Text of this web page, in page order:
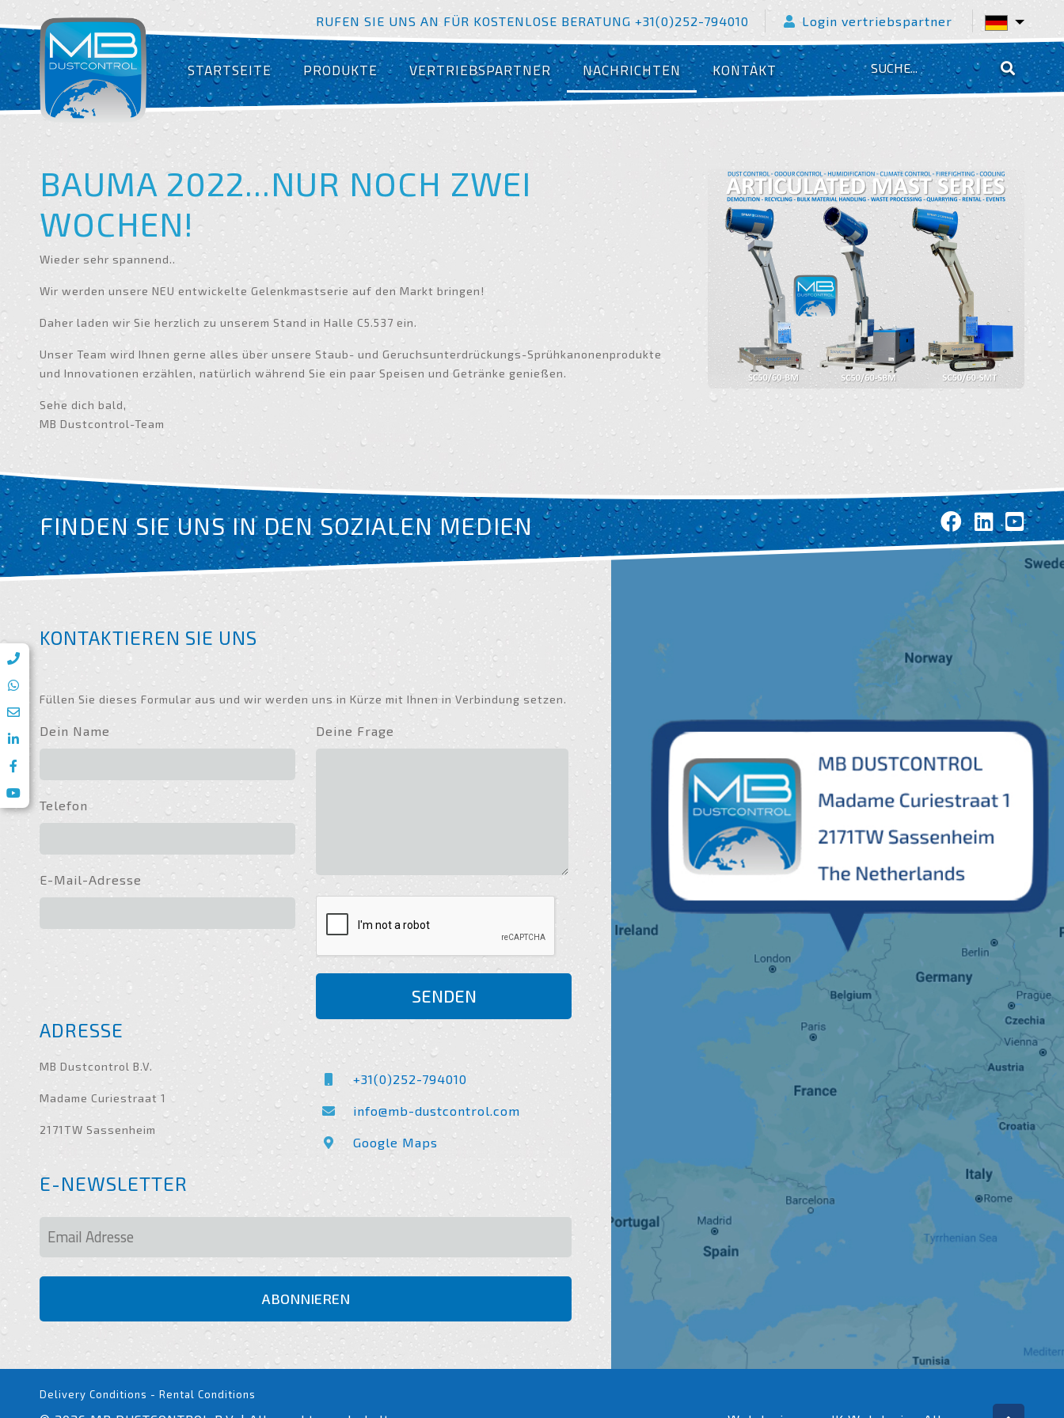
RUFEN SIE UNS AN FÜR KOSTENLOSE BERATUNG +31(0)252-794010 Login vertriebspartner
STARTSEITE PRODUKTE VERTRIEBSPARTNER NACHRICHTEN KONTAKT
BAUMA 2022...NUR NOCH ZWEI
WOCHEN!
Wieder sehr spannend..
Wir werden unsere NEU entwickelte Gelenkmastserie auf den Markt bringen!
Daher laden wir Sie herzlich zu unserem Stand in Halle C5.537 ein.
Unser Team wird Ihnen gerne alles über unsere Staub- und Geruchsunterdrückungs-Sprühkanonenprodukte
und Innovationen erzählen, natürlich während Sie ein paar Speisen und Getränke genießen.
Sehe dich bald,
MB Dustcontrol-Team
FINDEN SIE UNS IN DEN SOZIALEN MEDIEN
KONTAKTIEREN SIE UNS
Füllen Sie dieses Formular aus und wir werden uns in Kürze mit Ihnen in Verbindung setzen.
Dein Name
Telefon
E-Mail-Adresse
Deine Frage
SENDEN
ADRESSE
MB Dustcontrol B.V.
Madame Curiestraat 1
2171TW Sassenheim
+31(0)252-794010
info@mb-dustcontrol.com
Google Maps
Delivery Conditions - Rental Conditions